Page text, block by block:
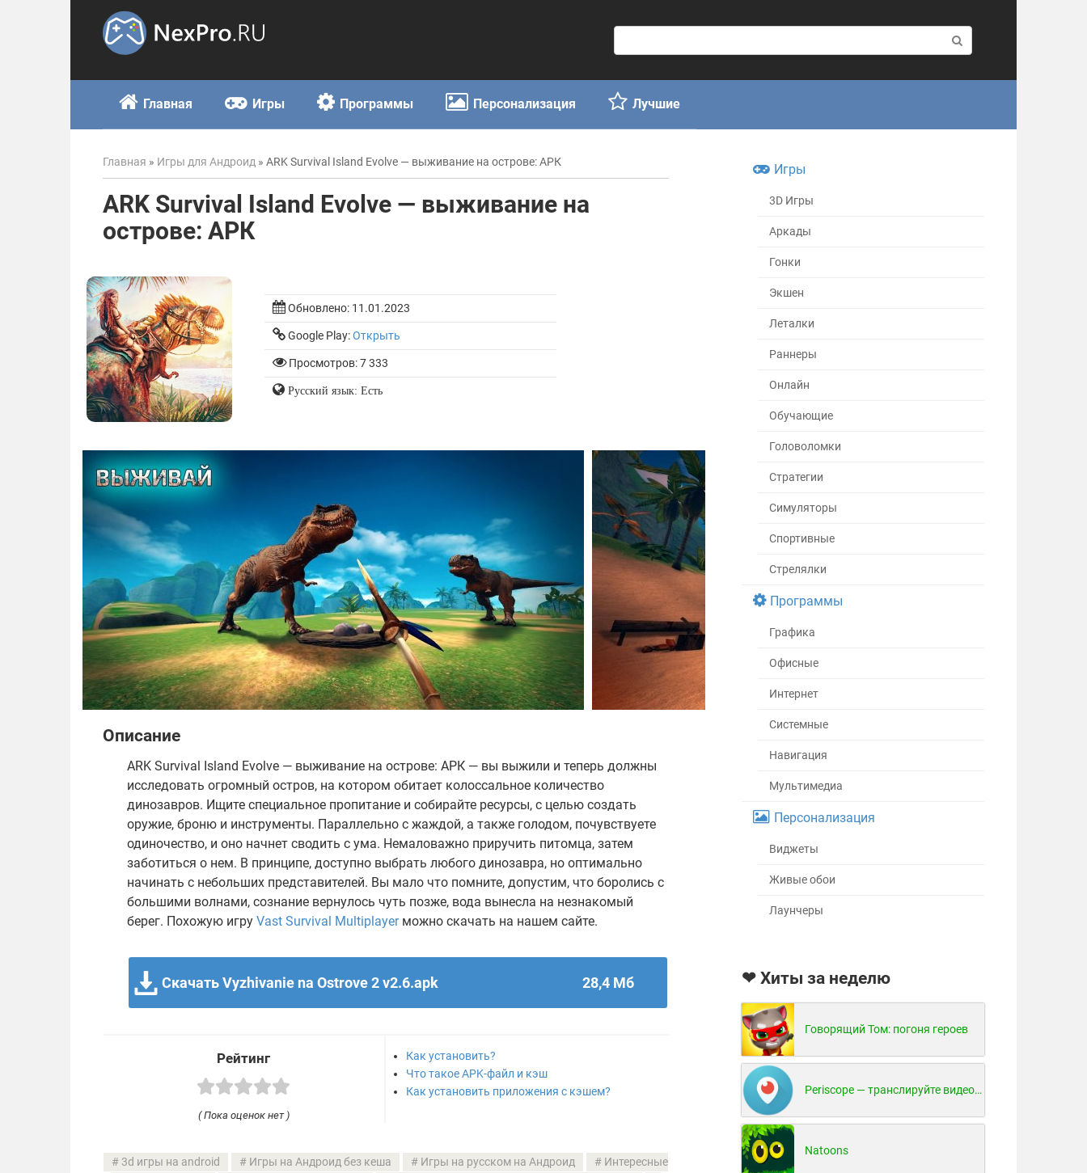
о
с
к
:
Главная Игры Программы Персонализация Лучшие
Главная » Игры для Андроид » ARK Survival Island Evolve — выживание на острове: АРК
ARK Survival Island Evolve — выживание на
острове: АРК
Обновлено: 11.01.2023
Google Play:Открыть
Просмотров: 7 333
Русский язык: Есть
Описание
ARK Survival Island Evolve — выживание на острове: АРК — вы выжили и теперь должны
исследовать огромный остров, на котором обитает колоссальное количество
динозавров. Ищите специальное пропитание и собирайте ресурсы, с целью создать
оружие, броню и инструменты. Параллельно с жаждой, а также голодом, почувствуете
одиночество, и оно начнет сводить с ума. Немаловажно приручить питомца, затем
заботиться о нем. В принципе, доступно выбрать любого динозавра, но оптимально
начинать с небольших представителей. Вы мало что помните, допустим, что боролись с
большими волнами, сознание вернулось чуть позже, вода вынесла на незнакомый
берег. Похожую игру Vast Survival Multiplayerможно скачать на нашем сайте.
Скачать Vyzhivanie na Ostrove 2 v2.6.apk 28,4 Мб
Рейтинг
( Пока оценок нет )
Как установить?
Что такое APK-файл и кэш
Как установить приложения с кэшем?
3d игры на android Игры на Андроид без кеша Игры на русском на Андроид
Интересные
Игры
3D Игры
Аркады
Гонки
Экшен
Леталки
Раннеры
Онлайн
Обучающие
Головоломки
Стратегии
Симуляторы
Спортивные
Стрелялки
Программы
Графика
Офисные
Интернет
Системные
Навигация
Мультимедиа
Персонализация
Виджеты
Живые обои
Лаунчеры
❤ Хиты за неделю
Говорящий Том: погоня героев
Periscope — транслируйте видео в реальном времени!
Natoons